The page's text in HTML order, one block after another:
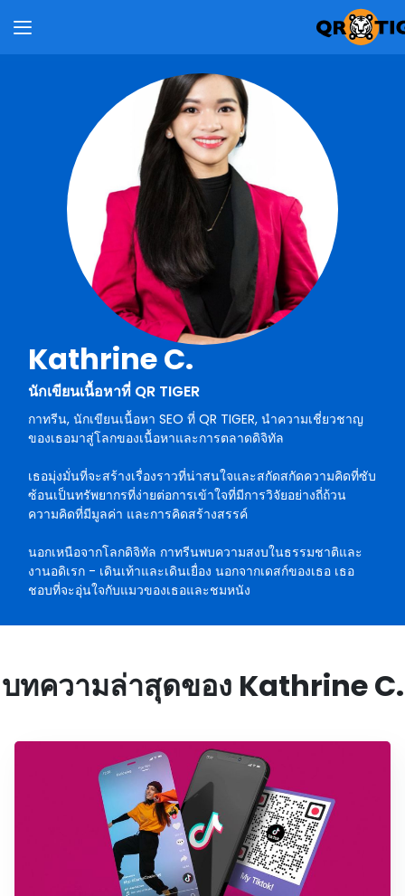
Kathrine C.
นักเขียนเนื้อหาที่ QR TIGER
กาทรีน, นักเขียนเนื้อหา SEO ที่ QR TIGER, นำความเชี่ยวชาญ
ของเธอมาสู่โลกของเนื้อหาและการตลาดดิจิทัล
เธอมุ่งมั่นที่จะสร้างเรื่องราวที่น่าสนใจและสกัดสกัดความคิดที่ซับ
ซ้อนเป็นทรัพยากรที่ง่ายต่อการเข้าใจที่มีการวิจัยอย่างถี่ถ้วน
ความคิดที่มีมูลค่า และการคิดสร้างสรรค์
นอกเหนือจากโลกดิจิทัล กาทรีนพบความสงบในธรรมชาติและ
งานอดิเรก - เดินเท้าและเดินเยื่อง นอกจากเดสก์ของเธอ เธอ
ชอบที่จะอุ่นใจกับแมวของเธอและชมหนัง
บทความล่าสุดของ Kathrine C.